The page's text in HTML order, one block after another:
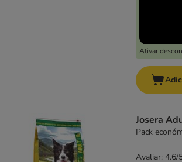
Ativar
Josera
Pack
Avaliar: 4.6/